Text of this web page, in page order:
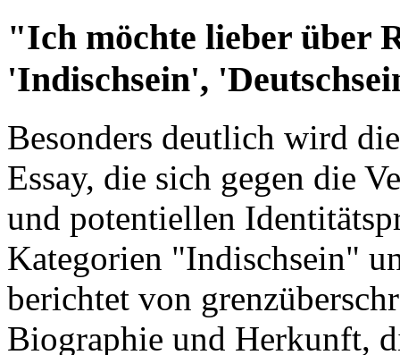
"Ich möchte lieber über
'Indischsein',
Besonders deutlich wird
Essay, die sich gegen die
und potentiellen
Kategorien "Indischsein"
berichtet von
Biographie und Herkunft,